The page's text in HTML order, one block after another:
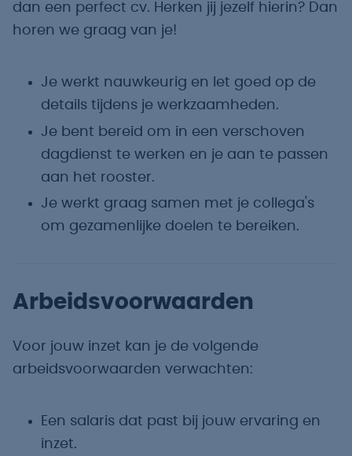
dan een perfect cv. Herken jij jezelf hierin? Dan
horen we graag van je!
Je werkt nauwkeurig en let goed op de
details tijdens je werkzaamheden.
Je bent bereid om in een verschoven
dagdienst te werken en je aan te passen
aan het rooster.
Je werkt graag samen met je collega's
om gezamenlijke doelen te bereiken.
Arbeidsvoorwaarden
Voor jouw inzet kan je de volgende
arbeidsvoorwaarden verwachten:
Een salaris dat past bij jouw ervaring en
inzet.